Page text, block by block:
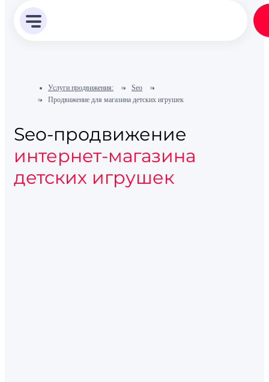
Услуги продвижения:
Seo
Продвижение для магазина детских игрушек
Seo-продвижение
интернет-магазина
детских игрушек